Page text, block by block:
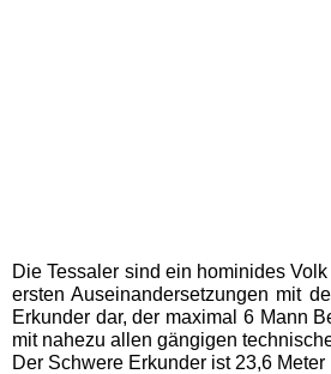
Die Tessaler sind ein hominides
ersten Auseinan­dersetzungen mit
Erkunder dar, der maximal 6 Mann
mit nahezu allen gängigen
Der Schwere Erkunder ist 23,6